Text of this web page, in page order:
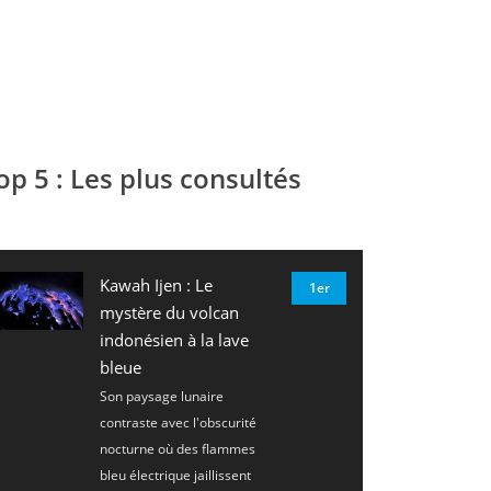
5 : Les plus consultés
Kawah Ijen : Le
mystère du volcan
indonésien à la lave
bleue
Son paysage lunaire
contraste avec l'obscurité
nocturne où des flammes
bleu électrique jaillissent
1er